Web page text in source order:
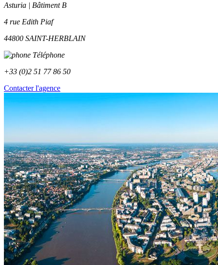
Asturia | Bâtiment B
4 rue Edith Piaf
44800 SAINT-HERBLAIN
Téléphone
+33 (0)2 51 77 86 50
Contacter l'agence